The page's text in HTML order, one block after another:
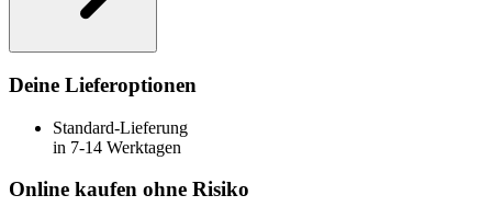
Deine Lieferoptionen
Standard-Lieferung
in 7-14 Werktagen
Online kaufen ohne Risiko